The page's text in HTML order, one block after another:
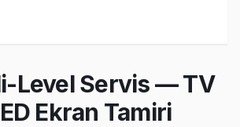
Level Servis — TV
Ekran Tamiri